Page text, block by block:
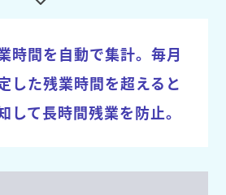
時間を自動で集計。毎月
した残業時間を超えると
して長時間残業を防止。